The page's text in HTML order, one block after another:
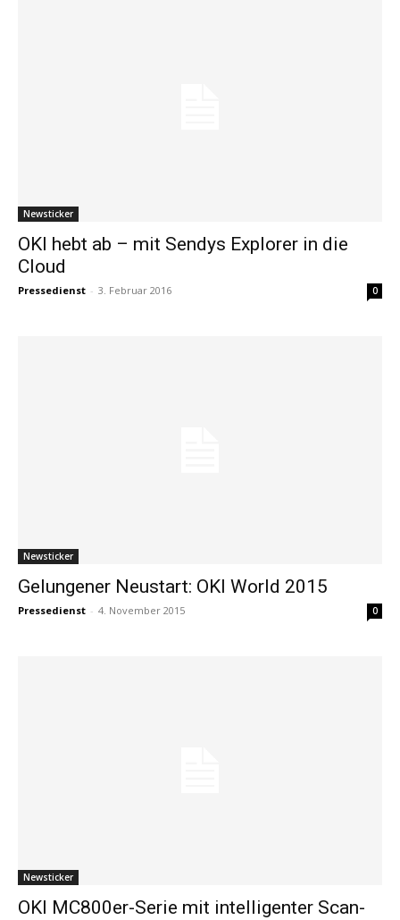
Newsticker
OKI hebt ab – mit Sendys Explorer in die
Cloud
Pressedienst - 3. Februar 2016 0
Newsticker
Gelungener Neustart: OKI World 2015
Pressedienst - 4. November 2015 0
Newsticker
OKI MC800er-Serie mit intelligenter Scan-